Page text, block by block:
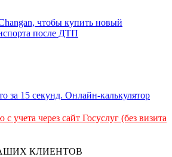
чтобы купить новый
после ДТП
учета через сайт Госуслуг (без визита
КЛИЕНТОВ